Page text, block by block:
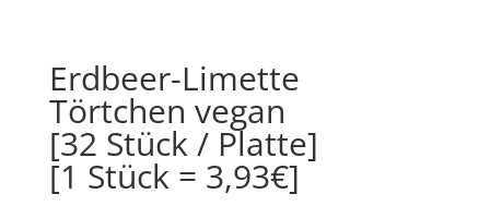
Erdbeer-Limette
Törtchen vegan
[32 Stück / Platte]
[1 Stück = 3,93€]